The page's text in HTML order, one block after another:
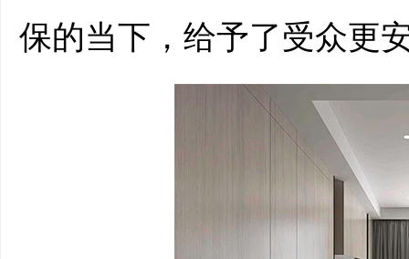
保的当下，给予了受众更